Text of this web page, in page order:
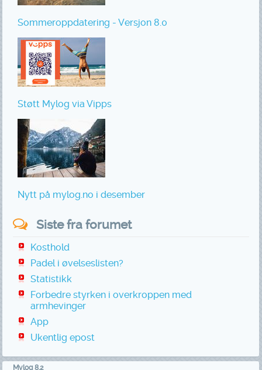
Sommeroppdatering - Versjon 8.0
Støtt Mylog via Vipps
Nytt på mylog.no i desember
Siste fra forumet
Kosthold
Padel i øvelseslisten?
Statistikk
Forbedre styrken i overkroppen med
armhevinger
App
Ukentlig epost
Mylog 8.2